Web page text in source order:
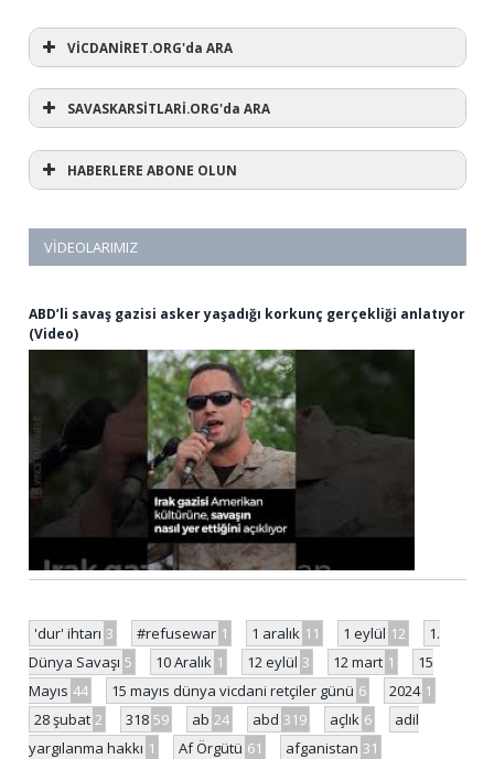
VİCDANİRET.ORG'da ARA
SAVASKARSİTLARİ.ORG'da ARA
HABERLERE ABONE OLUN
VIDEOLARIMIZ
ABD’li savaş gazisi asker yaşadığı korkunç gerçekliği anlatıyor
(Video)
'dur' ihtarı 3 #refusewar 1 1 aralık 11 1 eylül 12
1.
Dünya Savaşı 5 10 Aralık 1 12 eylül 3 12 mart 1
15
Mayıs 44 15 mayıs dünya vicdani retçiler günü 6 2024 1
28 şubat 2 318 59 ab 24 abd 319 açlık 6
adil
yargılanma hakkı 1 Af Örgütü 61 afganistan 31